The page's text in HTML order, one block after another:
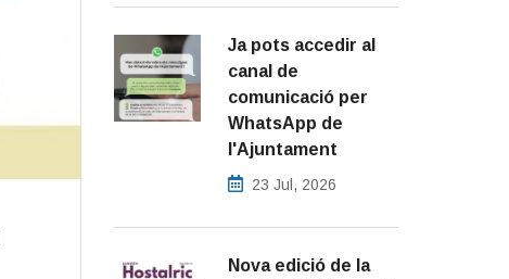
Ja pots accedir al
canal de
comunicació per
WhatsApp de
l'Ajuntament
23 Jul, 2026
Nova edició de la